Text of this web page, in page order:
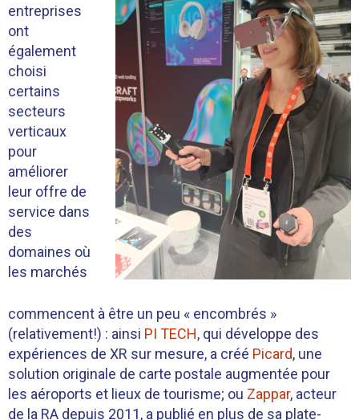
entreprises
ont
également
choisi
certains
secteurs
verticaux
pour
améliorer
leur offre de
service dans
des
domaines où
les marchés
commencent à être un peu « encombrés »
(relativement!) : ainsi PI TECH, qui développe des
expériences de XR sur mesure, a créé Picard, une
solution originale de carte postale augmentée pour
les aéroports et lieux de tourisme; ou Zappar, acteur
de la RA depuis 2011, a publié en plus de sa plate-